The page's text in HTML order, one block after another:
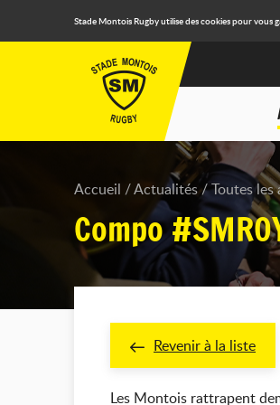
Stade Montois Rugby utilise des cookies pour vous
Accueil Actualités Toutes
Compo
Revenir à la liste
Les Montois rattrapent